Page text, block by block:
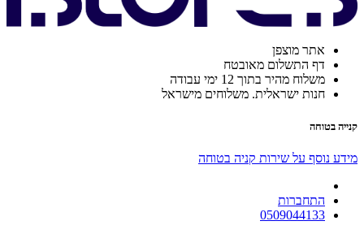
אתר מוצפן
דף התשלום מאובטח
משלוח מהיר בתוך 12 ימי עבודה
חנות ישראלית. משלוחים מישראל
קנייה בטוחה
מידע נוסף על שירות קניה בטוחה
התחברות
0509044133